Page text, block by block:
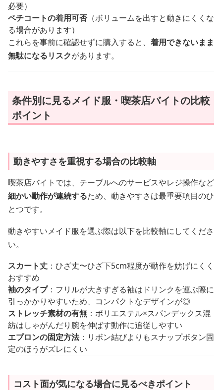
必要）
ペチコートの着用可否（ボリュームを出すと動きにくくな
る場合があります）
これらを事前に確認せずに購入すると、 着用できないまま
無駄になるリスクがあります。
条件別に見るメイド服・喫茶店バイトの比較
ポイント
動きやすさを重視する場合の比較軸
喫茶店バイトでは、テーブルへのサービスやレジ操作など
細かい動作が連続するため、動きやすさは最重要項目のひ
とつです。
動きやすいメイド服を選ぶ際は以下を比較軸にしてくださ
い。
スカート丈 ：ひざ丈〜ひざ下5cm程度が動作を妨げにくく
おすすめ
袖のタイプ：フリルが大きすぎる袖はドリンクを運ぶ際に
引っかかりやすいため、コンパクトなデザインが◎
ストレッチ素材の有無 ：ポリエステル×スパンデックス混
紡はしゃがんだり腕を伸ばす動作に追従しやすい
エプロンの固定方法：リボン結びよりもスナップボタン固
定のほうがズレにくい
コスト面が気になる場合に見るべきポイント